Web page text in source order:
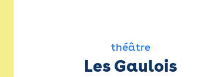
théâtre
Les Gaulois